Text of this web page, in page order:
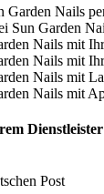
Dienstleister